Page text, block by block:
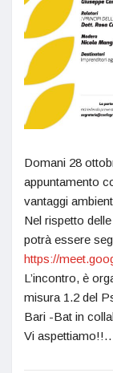
Domani 28
appuntamento
vantaggi
Nel rispetto
potrà essere
https://
L’incontro, è
misura 1.2 del
Bari -Bat in
Vi